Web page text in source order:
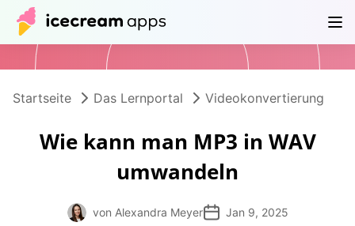
Produkte Hilfe
Startseite Das Lernportal Videokonvertierung
Wie kann man MP3 in WAV
umwandeln
von Alexandra Meyer Jan 9, 2025